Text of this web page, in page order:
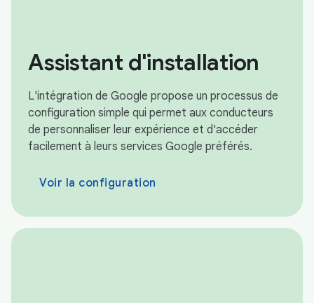
Assistant d'installation
L'intégration de Google propose un processus de
configuration simple qui permet aux conducteurs
de personnaliser leur expérience et d'accéder
facilement à leurs services Google préférés.
Voir la configuration